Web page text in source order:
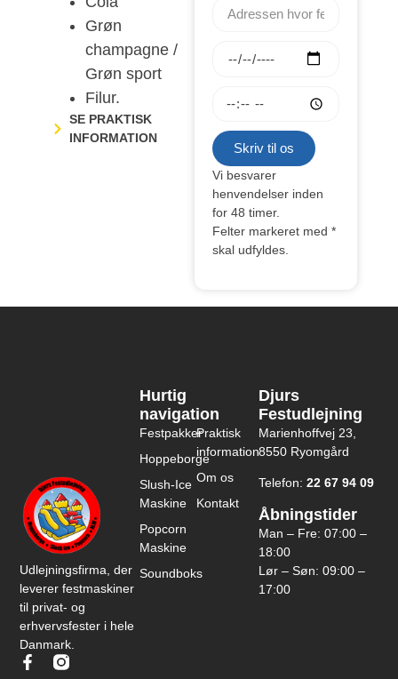
Grøn
champagne /
Grøn sport
Filur.
SE PRAKTISK
INFORMATION
Skriv til os
Vi besvarer
henvendelser inden
for 48 timer.​​
Felter markeret med *
skal udfyldes.
Udlejningsfirma, der
leverer festmaskiner
til privat- og
erhvervsfester i hele
Danmark.
Hurtig
navigation
Festpakker
Hoppeborge
Slush-Ice
Maskine
Popcorn
Maskine
Soundboks
Praktisk
information
Om os
Kontakt
Djurs
Festudlejning
Marienhoffvej 23,
8550 Ryomgård
Telefon:22 67 94 09
Åbningstider
Man – Fre: 07:00 –
18:00
Lør – Søn: 09:00 –
17:00